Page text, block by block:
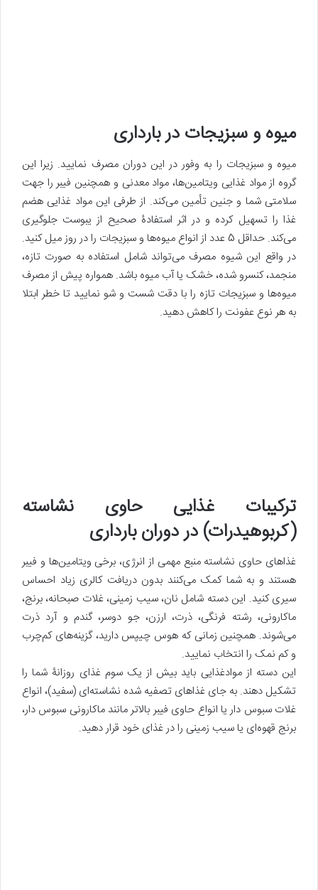
میوه و سبزیجات در بارداری
میوه و سبزیجات را به وفور در این دوران مصرف نمایید. زیرا این
گروه از مواد غذایی ویتامین‌ها، مواد معدنی و همچنین فیبر را جهت
سلامتی شما و جنین تأمین می‌کند. از طرفی این مواد غذایی هضم
غذا را تسهیل کرده و در اثر استفادۀ صحیح از یبوست جلوگیری
می‌کند. حداقل 5 عدد از انواع میوه‌ها و سبزیجات را در روز میل کنید.
در واقع این شیوه مصرف می‌تواند شامل استفاده به صورت تازه،
منجمد، کنسرو شده، خشک یا آب میوه باشد. همواره پیش از مصرف
میوه‌ها و سبزیجات تازه را با دقت شست و شو نمایید تا خطر ابتلا
به هر نوع عفونت را کاهش دهید.
ترکیبات غذایی حاوی نشاسته
(کربوهیدرات) در دوران بارداری
غذاهای حاوی نشاسته منبع مهمی از انرژی، برخی ویتامین‌ها و فیبر
هستند و به شما کمک می‌کنند بدون دریافت کالری زیاد احساس
سیری کنید. این دسته شامل نان، سیب زمینی، غلات صبحانه، برنج،
ماکارونی، رشته فرنگی، ذرت، ارزن، جو دوسر، گندم و آرد ذرت
می‌شوند. همچنین زمانی که هوس چیپس دارید، گزینه‌های کم‌چرب
و کم نمک را انتخاب نمایید.
این دسته از موادغذایی باید بیش از یک سوم غذای روزانۀ شما را
تشکیل دهند. به جای غذاهای تصفیه شده نشاسته‌ای (سفید)، انواع
غلات سبوس دار یا انواع حاوی فیبر بالاتر مانند ماکارونی سبوس دار،
برنج قهوه‌ای یا سیب زمینی را در غذای خود قرار دهید.